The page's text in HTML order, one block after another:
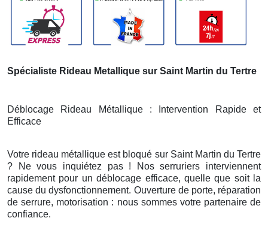
Spécialiste Rideau Metallique sur Saint Martin du Tertre
Déblocage Rideau Métallique : Intervention Rapide et
Efficace
Votre rideau métallique est bloqué sur Saint Martin du Tertre
? Ne vous inquiétez pas ! Nos serruriers interviennent
rapidement pour un déblocage efficace, quelle que soit la
cause du dysfonctionnement. Ouverture de porte, réparation
de serrure, motorisation : nous sommes votre partenaire de
confiance.